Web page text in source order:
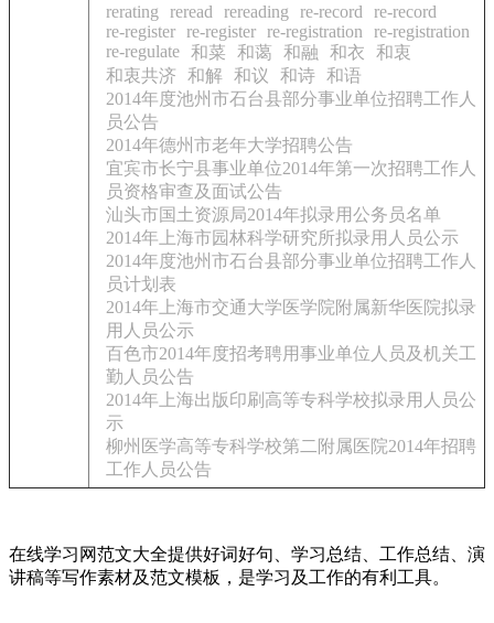
rerating
reread rereading re-record
re-record
re-register re-register re-registration
re-registration
re-regulate 和菜 和蔼 和融 和衣
和衷
和衷共济
和解 和议 和诗 和语
2014年度池州市石台县部分事业单位招聘工作人
员公告
2014年德州市老年大学招聘公告
宜宾市长宁县事业单位2014年第一次招聘工作人
员资格审查及面试公告
汕头市国土资源局2014年拟录用公务员名单
2014年上海市园林科学研究所拟录用人员公示
2014年度池州市石台县部分事业单位招聘工作人
员计划表
2014年上海市交通大学医学院附属新华医院拟录
用人员公示
百色市2014年度招考聘用事业单位人员及机关工
勤人员公告
2014年上海出版印刷高等专科学校拟录用人员公
示
柳州医学高等专科学校第二附属医院2014年招聘
工作人员公告
在线学习网范文大全提供好词好句、学习总结、工作总结、演
讲稿等写作素材及范文模板，是学习及工作的有利工具。